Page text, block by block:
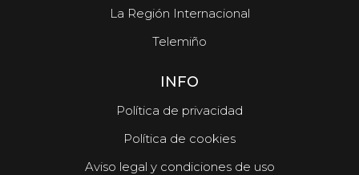
La Región Internacional
Telemiño
INFO
Política de privacidad
Política de cookies
Aviso legal y condiciones de uso